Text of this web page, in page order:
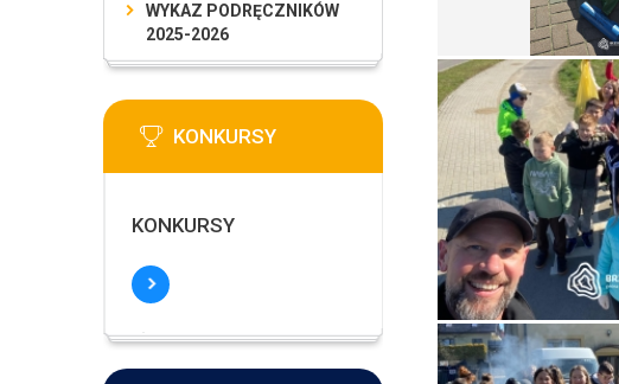
WYKAZ PODRĘCZNIKÓW
2025-2026
KONKURSY
KONKURSY